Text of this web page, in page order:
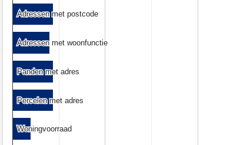
Adressen met postcode
Adressen met postcode
Adressen met woonfunctie
Adressen met woonfunctie
Panden met adres
Panden met adres
Percelen met adres
Percelen met adres
Woningvoorraad
Woningvoorraad